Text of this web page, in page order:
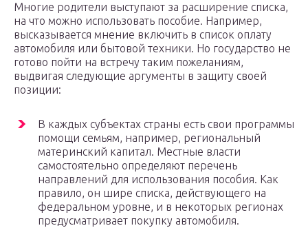
Многие родители выступают за расширение списка,
на что можно использовать пособие. Например,
высказывается мнение включить в список оплату
автомобиля или бытовой техники. Но государство не
готово пойти на встречу таким пожеланиям,
выдвигая следующие аргументы в защиту своей
позиции:
В каждых субъектах страны есть свои программы
помощи семьям, например, региональный
материнский капитал. Местные власти
самостоятельно определяют перечень
направлений для использования пособия. Как
правило, он шире списка, действующего на
федеральном уровне, и в некоторых регионах
предусматривает покупку автомобиля.